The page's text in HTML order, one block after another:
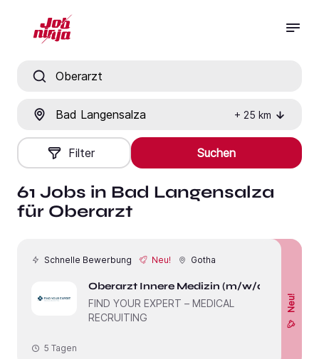
+ 25 km
Filter Suchen
61 Jobs in Bad Langensalza
für Oberarzt
Schnelle Bewerbung Neu! Gotha
Oberarzt Innere Medizin (m/w/d)
FIND YOUR EXPERT – MEDICAL
RECRUITING
Neu!
5 Tagen